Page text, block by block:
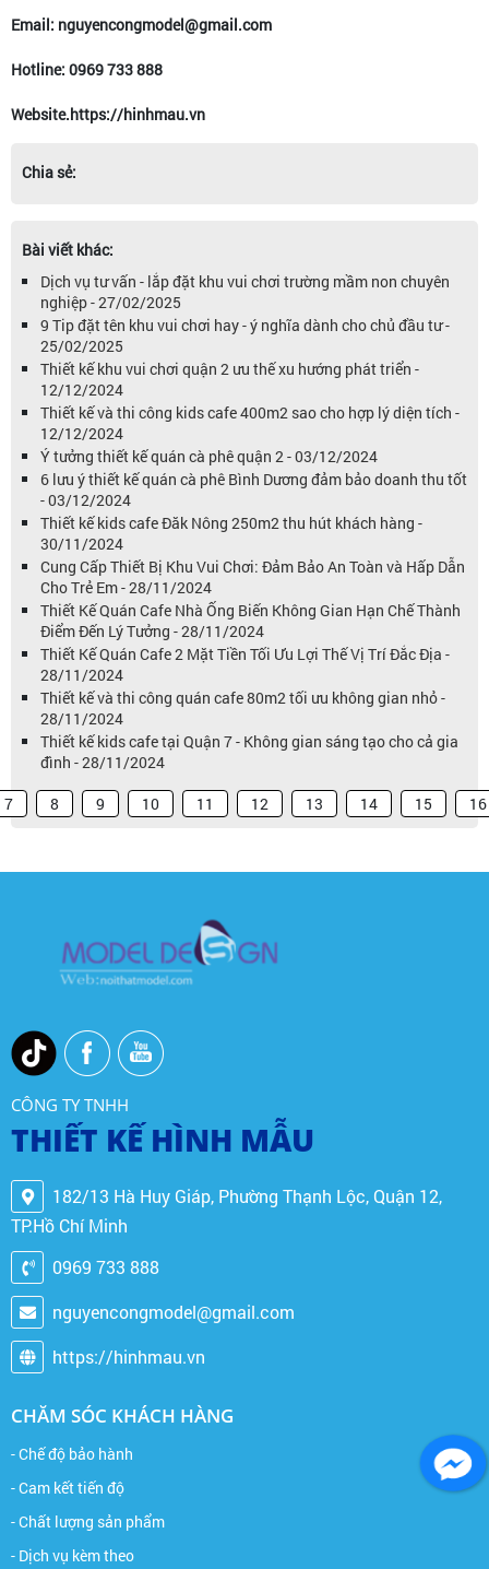
Email: nguyencongmodel@gmail.com
Hotline: 0969 733 888
Website.https://hinhmau.vn
Chia sẻ:
Bài viết khác:
Dịch vụ tư vấn - lắp đặt khu vui chơi trường mầm non chuyên
nghiệp - 27/02/2025
9 Tip đặt tên khu vui chơi hay - ý nghĩa dành cho chủ đầu tư -
25/02/2025
Thiết kế khu vui chơi quận 2 ưu thế xu hướng phát triển -
12/12/2024
Thiết kế và thi công kids cafe 400m2 sao cho hợp lý diện tích -
12/12/2024
Ý tưởng thiết kế quán cà phê quận 2 - 03/12/2024
6 lưu ý thiết kế quán cà phê Bình Dương đảm bảo doanh thu tốt
- 03/12/2024
Thiết kế kids cafe Đăk Nông 250m2 thu hút khách hàng -
30/11/2024
Cung Cấp Thiết Bị Khu Vui Chơi: Đảm Bảo An Toàn và Hấp Dẫn
Cho Trẻ Em - 28/11/2024
Thiết Kế Quán Cafe Nhà Ống Biến Không Gian Hạn Chế Thành
Điểm Đến Lý Tưởng - 28/11/2024
Thiết Kế Quán Cafe 2 Mặt Tiền Tối Ưu Lợi Thế Vị Trí Đắc Địa -
28/11/2024
Thiết kế và thi công quán cafe 80m2 tối ưu không gian nhỏ -
28/11/2024
Thiết kế kids cafe tại Quận 7 - Không gian sáng tạo cho cả gia
đình - 28/11/2024
7 8 9 10 11 12 13 14 15 16
CÔNG TY TNHH
THIẾT KẾ HÌNH MẪU
182/13 Hà Huy Giáp, Phường Thạnh Lộc, Quận 12,
TP.Hồ Chí Minh
0969 733 888
nguyencongmodel@gmail.com
https://hinhmau.vn
CHĂM SÓC KHÁCH HÀNG
- Chế độ bảo hành
- Cam kết tiến độ
- Chất lượng sản phẩm
- Dịch vụ kèm theo